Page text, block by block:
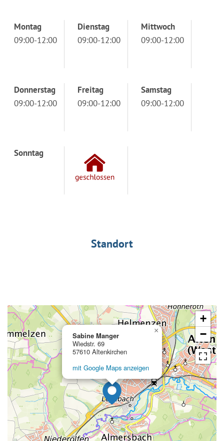
Montag
09:00-12:00
Dienstag
09:00-12:00
Mittwoch
09:00-12:00
Donnerstag
09:00-12:00
Freitag
09:00-12:00
Samstag
09:00-12:00
Sonntag
Standort
Sabine Manger
Wiedstr. 69
57610 Altenkirchen
mit Google Maps anzeigen
×
+
−